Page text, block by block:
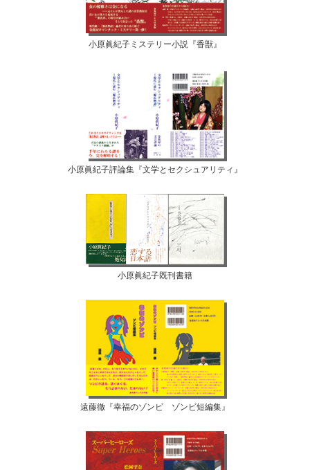
小原眞紀子ミステリー小説『香獣』
小原眞紀子評論集『文学とセクシュアリティ』
小原眞紀子既刊書籍
遠藤徹『幸福のゾンビ ゾンビ短編集』